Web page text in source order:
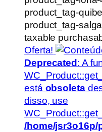
product_tag-
product_tag-
taxable
Oferta!
Deprecated : A
está obsoleta
disso, use
/home/